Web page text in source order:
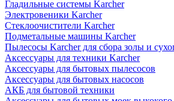
Гладильные системы Karcher
Электровеники Karcher
Стеклоочистители Karcher
Подметальные машины Karcher
Пылесосы Karcher для сбора золы и
Аксессуары для техники Karcher
Аксессуары для бытовых пылесосов
Аксессуары для бытовых насосов
АКБ для бытовой техники